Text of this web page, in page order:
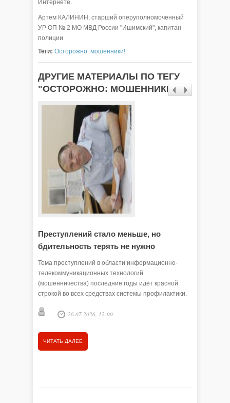
Интернете.
Артём КАЛИНИН, старший оперуполномоченный
УР ОП № 2 МО МВД России "Ишимский", капитан
полиции
Теги: Осторожно: мошенники!
ДРУГИЕ МАТЕРИАЛЫ ПО ТЕГУ
"ОСТОРОЖНО: МОШЕННИКИ!"
Преступлений стало меньше, но
бдительность терять не нужно
Тема преступлений в области информационно-
телекоммуникационных технологий
(мошенничества) последние годы идёт красной
строкой во всех средствах системы профилактики.
становятся обманутыми и легко расстаются со
доверчивость. Сегодня наша беседа с начальником
ОП № 2 (дислокация с. Викулово) МО МВД России
Викуловского округа?
26.07.2026, 12:00
ЧИТАТЬ ДАЛЕЕ